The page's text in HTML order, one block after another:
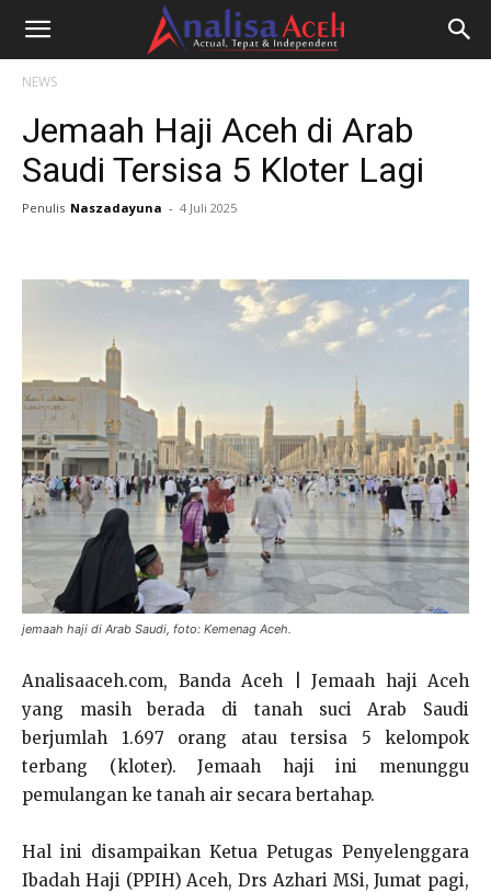
NEWS
Jemaah Haji Aceh di Arab
Saudi Tersisa 5 Kloter Lagi
Penulis Naszadayuna - 4 Juli 2025
jemaah haji di Arab Saudi, foto: Kemenag Aceh.
Analisaaceh.com, Banda Aceh | Jemaah haji Aceh
yang masih berada di tanah suci Arab Saudi
berjumlah 1.697 orang atau tersisa 5 kelompok
terbang (kloter). Jemaah haji ini menunggu
pemulangan ke tanah air secara bertahap.
Hal ini disampaikan Ketua Petugas Penyelenggara
Ibadah Haji (PPIH) Aceh, Drs Azhari MSi, Jumat pagi,